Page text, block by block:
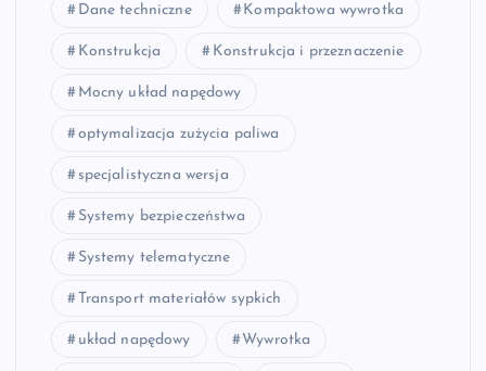
Dane techniczne Kompaktowa wywrotka
Konstrukcja Konstrukcja i przeznaczenie
Mocny układ napędowy
optymalizacja zużycia paliwa
specjalistyczna wersja
Systemy bezpieczeństwa
Systemy telematyczne
Transport materiałów sypkich
układ napędowy Wywrotka